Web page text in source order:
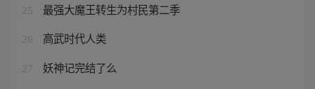
25 最强大魔王转生为村民第二季
26 高武时代人类
27 妖神记完结了么